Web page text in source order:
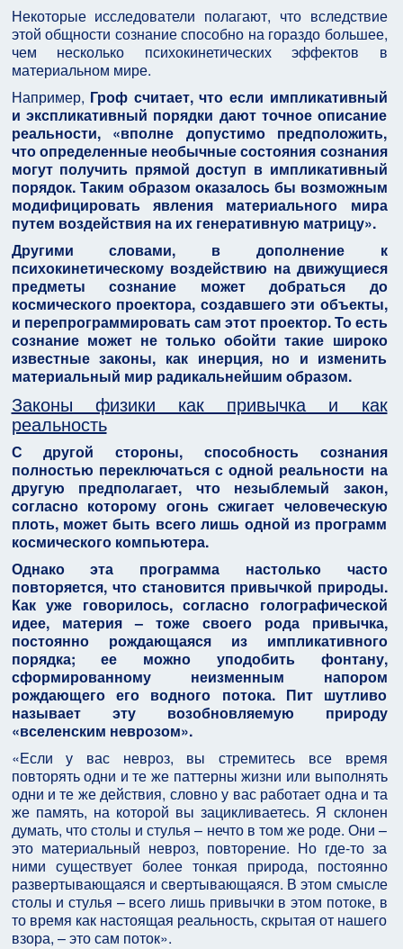
Некоторые исследователи полагают, что вследствие
этой общности сознание способно на гораздо большее,
чем несколько психокинетических эффектов в
материальном мире.
Например, Гроф считает, что если импликативный
и экспликативный порядки дают точное описание
реальности, «вполне допустимо предположить,
что определенные необычные состояния сознания
могут получить прямой доступ в импликативный
порядок. Таким образом оказалось бы возможным
модифицировать явления материального мира
путем воздействия на их генеративную матрицу».
Другими словами, в дополнение к
психокинетическому воздействию на движущиеся
предметы сознание может добраться до
космического проектора, создавшего эти объекты,
и перепрограммировать сам этот проектор. То есть
сознание может не только обойти такие широко
известные законы, как инерция, но и изменить
материальный мир радикальнейшим образом.
Законы физики как привычка и как
реальность
С другой стороны, способность сознания
полностью переключаться с одной реальности на
другую предполагает, что незыблемый закон,
согласно которому огонь сжигает человеческую
плоть, может быть всего лишь одной из программ
космического компьютера.
Однако эта программа настолько часто
повторяется, что становится привычкой природы.
Как уже говорилось, согласно голографической
идее, материя – тоже своего рода привычка,
постоянно рождающаяся из импликативного
порядка; ее можно уподобить фонтану,
сформированному неизменным напором
рождающего его водного потока. Пит шутливо
называет эту возобновляемую природу
«вселенским неврозом».
«Если у вас невроз, вы стремитесь все время
повторять одни и те же паттерны жизни или выполнять
одни и те же действия, словно у вас работает одна и та
же память, на которой вы зацикливаетесь. Я склонен
думать, что столы и стулья – нечто в том же роде. Они –
это материальный невроз, повторение. Но где-то за
ними существует более тонкая природа, постоянно
развертывающаяся и свертывающаяся. В этом смысле
столы и стулья – всего лишь привычки в этом потоке, в
то время как настоящая реальность, скрытая от нашего
взора, – это сам поток».